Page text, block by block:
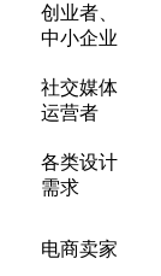
创业者、
中小企业
社交媒体
运营者
各类设计
需求
电商卖家